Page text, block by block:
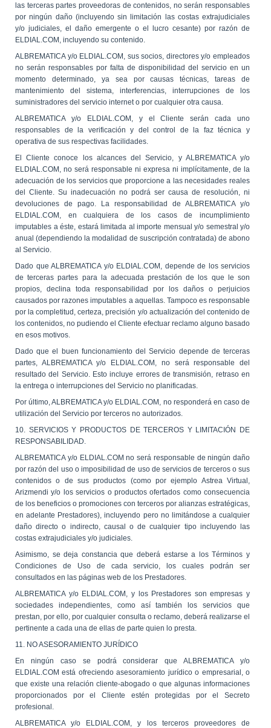
las terceras partes proveedoras de contenidos, no serán responsables
por ningún daño (incluyendo sin limitación las costas extrajudiciales
y/o judiciales, el daño emergente o el lucro cesante) por razón de
ELDIAL.COM, incluyendo su contenido.
ALBREMATICA y/o ELDIAL.COM, sus socios, directores y/o empleados
no serán responsables por falta de disponibilidad del servicio en un
momento determinado, ya sea por causas técnicas, tareas de
mantenimiento del sistema, interferencias, interrupciones de los
suministradores del servicio internet o por cualquier otra causa.
ALBREMATICA y/o ELDIAL.COM, y el Cliente serán cada uno
responsables de la verificación y del control de la faz técnica y
operativa de sus respectivas facilidades.
El Cliente conoce los alcances del Servicio, y ALBREMATICA y/o
ELDIAL.COM, no será responsable ni expresa ni implícitamente, de la
adecuación de los servicios que proporcione a las necesidades reales
del Cliente. Su inadecuación no podrá ser causa de resolución, ni
devoluciones de pago. La responsabilidad de ALBREMATICA y/o
ELDIAL.COM, en cualquiera de los casos de incumplimiento
imputables a éste, estará limitada al importe mensual y/o semestral y/o
anual (dependiendo la modalidad de suscripción contratada) de abono
al Servicio.
Dado que ALBREMATICA y/o ELDIAL.COM, depende de los servicios
de terceras partes para la adecuada prestación de los que le son
propios, declina toda responsabilidad por los daños o perjuicios
causados por razones imputables a aquellas. Tampoco es responsable
por la completitud, certeza, precisión y/o actualización del contenido de
los contenidos, no pudiendo el Cliente efectuar reclamo alguno basado
en esos motivos.
Dado que el buen funcionamiento del Servicio depende de terceras
partes, ALBREMATICA y/o ELDIAL.COM, no será responsable del
resultado del Servicio. Esto incluye errores de transmisión, retraso en
la entrega o interrupciones del Servicio no planificadas.
Por último, ALBREMATICA y/o ELDIAL.COM, no responderá en caso de
utilización del Servicio por terceros no autorizados.
10. SERVICIOS Y PRODUCTOS DE TERCEROS Y LIMITACIÓN DE
RESPONSABILIDAD.
ALBREMATICA y/o ELDIAL.COM no será responsable de ningún daño
por razón del uso o imposibilidad de uso de servicios de terceros o sus
contenidos o de sus productos (como por ejemplo Astrea Virtual,
Arizmendi y/o los servicios o productos ofertados como consecuencia
de los beneficios o promociones con terceros por alianzas estratégicas,
en adelante Prestadores), incluyendo pero no limitándose a cualquier
daño directo o indirecto, causal o de cualquier tipo incluyendo las
costas extrajudiciales y/o judiciales.
Asimismo, se deja constancia que deberá estarse a los Términos y
Condiciones de Uso de cada servicio, los cuales podrán ser
consultados en las páginas web de los Prestadores.
ALBREMATICA y/o ELDIAL.COM, y los Prestadores son empresas y
sociedades independientes, como así también los servicios que
prestan, por ello, por cualquier consulta o reclamo, deberá realizarse el
pertinente a cada una de ellas de parte quien lo presta.
11. NO ASESORAMIENTO JURÍDICO
En ningún caso se podrá considerar que ALBREMATICA y/o
ELDIAL.COM está ofreciendo asesoramiento jurídico o empresarial, o
que existe una relación cliente-abogado o que algunas informaciones
proporcionados por el Cliente estén protegidas por el Secreto
profesional.
ALBREMATICA y/o ELDIAL.COM, y los terceros proveedores de